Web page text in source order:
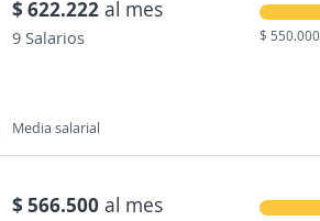
$ 622.222 al mes
9 Salarios $ 550.000
Media salarial
$ 566.500 al mes